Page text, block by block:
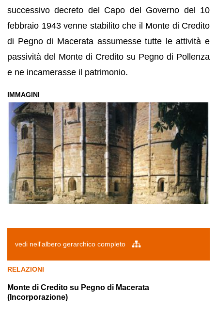
successivo decreto del Capo del Governo del 10
febbraio 1943 venne stabilito che il Monte di Credito
di Pegno di Macerata assumesse tutte le attività e
passività del Monte di Credito su Pegno di Pollenza
e ne incamerasse il patrimonio.
IMMAGINI
vedi nell'albero gerarchico completo
RELAZIONI
Monte di Credito su Pegno di Macerata
(Incorporazione)